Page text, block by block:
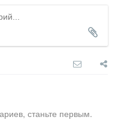
станьте первым.